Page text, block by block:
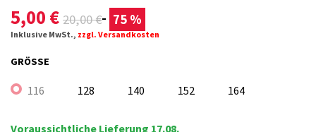
5,00 € 20,00€ 75 %
Inklusive MwSt., zzgl. Versandkosten
GRÖSSE
116 128 140 152 164
Voraussichtliche Lieferung 17.08.